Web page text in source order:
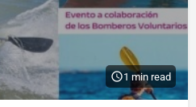
1 min read